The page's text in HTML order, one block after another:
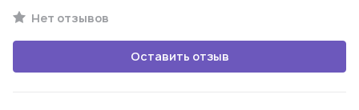
Нет отзывов
Оставить отзыв